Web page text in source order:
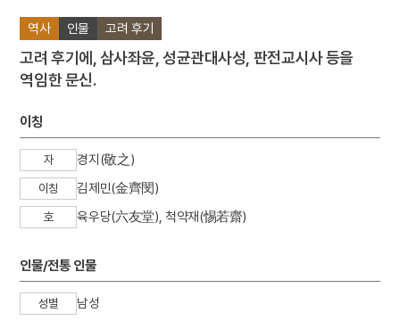
7
가야금병창
8
강화도조약
9
1 금성대군
2
윤상원
3 오산전투
4
고분벽화
6
7
역사 인물 고려 후기
고려 후기에, 삼사좌윤, 성균관대사성, 판전교시사 등을
역임한 문신.
이칭
자 경지(敬之)
이칭 김제민(金齊閔)
호 육우당(六友堂), 척약재(惕若齋)
인물/전통 인물
성별 남성